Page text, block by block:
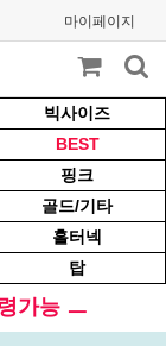
마이페이지
빅사이즈
BEST
핑크
골드/기타
홀터넥
탑
가능 ㅡ